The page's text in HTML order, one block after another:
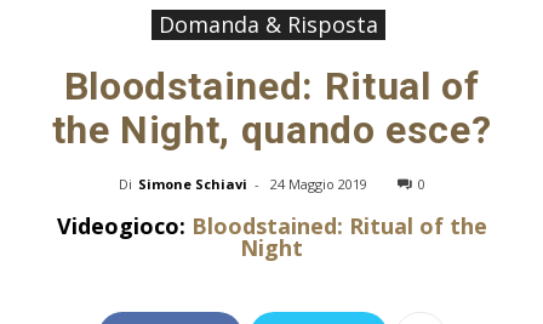
Domanda & Risposta
Bloodstained: Ritual of
the Night, quando esce?
Di Simone Schiavi - 24 Maggio 2019 0
Videogioco: Bloodstained: Ritual of the
Night